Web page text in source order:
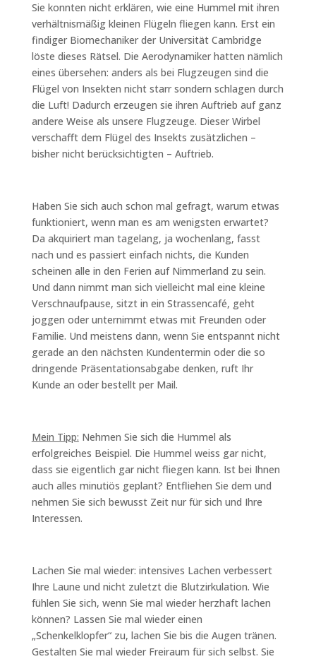
Sie konnten nicht erklären, wie eine Hummel mit ihren
verhältnismäßig kleinen Flügeln fliegen kann. Erst ein
findiger Biomechaniker der Universität Cambridge
löste dieses Rätsel. Die Aerodynamiker hatten nämlich
eines übersehen: anders als bei Flugzeugen sind die
Flügel von Insekten nicht starr sondern schlagen durch
die Luft! Dadurch erzeugen sie ihren Auftrieb auf ganz
andere Weise als unsere Flugzeuge. Dieser Wirbel
verschafft dem Flügel des Insekts zusätzlichen –
bisher nicht berücksichtigten – Auftrieb.
Haben Sie sich auch schon mal gefragt, warum etwas
funktioniert, wenn man es am wenigsten erwartet?
Da akquiriert man tagelang, ja wochenlang, fasst
nach und es passiert einfach nichts, die Kunden
scheinen alle in den Ferien auf Nimmerland zu sein.
Und dann nimmt man sich vielleicht mal eine kleine
Verschnaufpause, sitzt in ein Strassencafé, geht
joggen oder unternimmt etwas mit Freunden oder
Familie. Und meistens dann, wenn Sie entspannt nicht
gerade an den nächsten Kundentermin oder die so
dringende Präsentationsabgabe denken, ruft Ihr
Kunde an oder bestellt per Mail.
Mein Tipp: Nehmen Sie sich die Hummel als
erfolgreiches Beispiel. Die Hummel weiss gar nicht,
dass sie eigentlich gar nicht fliegen kann. Ist bei Ihnen
auch alles minutiös geplant? Entfliehen Sie dem und
nehmen Sie sich bewusst Zeit nur für sich und Ihre
Interessen.
Lachen Sie mal wieder: intensives Lachen verbessert
Ihre Laune und nicht zuletzt die Blutzirkulation. Wie
fühlen Sie sich, wenn Sie mal wieder herzhaft lachen
können? Lassen Sie mal wieder einen
„Schenkelklopfer“ zu, lachen Sie bis die Augen tränen.
Gestalten Sie mal wieder Freiraum für sich selbst. Sie